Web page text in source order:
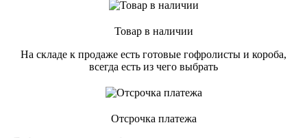
Товар в наличии
На складе к продаже есть готовые гофролисты и короба,
всегда есть из чего выбрать
Отсрочка платежа